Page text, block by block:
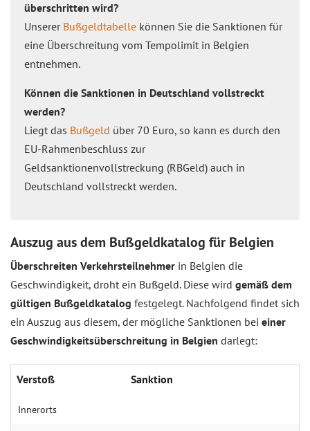
überschritten wird?
Unserer Bußgeldtabelle können Sie die Sanktionen für
eine Überschreitung vom Tempolimit in Belgien
entnehmen.
Können die Sanktionen in Deutschland vollstreckt
werden?
Liegt das Bußgeld über 70 Euro, so kann es durch den
EU-Rahmenbeschluss zur
Geldsanktionenvollstreckung (RBGeld) auch in
Deutschland vollstreckt werden.
Auszug aus dem Bußgeldkatalog für Belgien
Überschreiten Verkehrsteilnehmer in Belgien die
Geschwindigkeit, droht ein Bußgeld. Diese wird gemäß dem
gültigen Bußgeldkatalog festgelegt. Nachfolgend findet sich
ein Auszug aus diesem, der mögliche Sanktionen bei einer
Geschwindigkeitsüberschreitung in Belgien darlegt:
Verstoß Sanktion
Innerorts